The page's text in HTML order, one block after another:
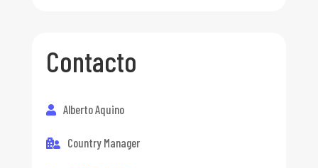
Contacto
Alberto Aquino
Country Manager